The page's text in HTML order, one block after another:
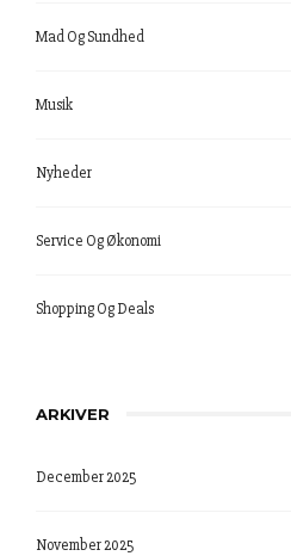
Mad Og Sundhed
Musik
Nyheder
Service Og Økonomi
Shopping Og Deals
ARKIVER
December 2025
November 2025